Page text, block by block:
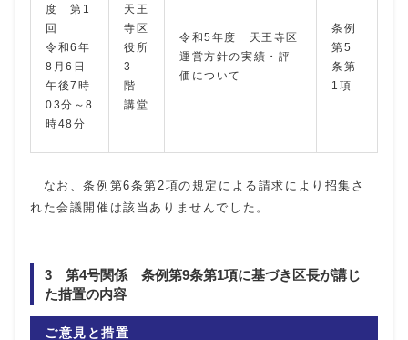
度 第1
回
令和6年
8月6日
午後7時
03分～8
時48分
天王
寺区
役所
3
階
講堂
令和5年度 天王寺区
運営方針の実績・評
価について
条例
第5
条第
1項
なお、条例第6条第2項の規定による請求により招集さ
れた会議開催は該当ありませんでした。
3 第4号関係 条例第9条第1項に基づき区長が講じ
た措置の内容
ご意見と措置